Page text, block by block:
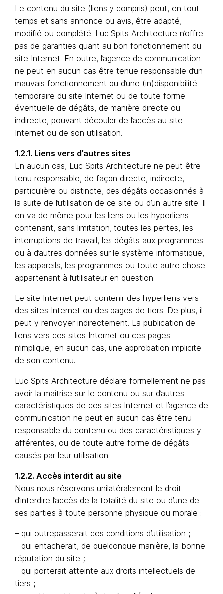
Le contenu du site (liens y compris) peut, en tout
temps et sans annonce ou avis, être adapté,
modifié ou complété. Luc Spits Architecture n’offre
pas de garanties quant au bon fonctionnement du
site Internet. En outre, l’agence de communication
ne peut en aucun cas être tenue responsable d’un
mauvais fonctionnement ou d’une (in)disponibilité
temporaire du site Internet ou de toute forme
éventuelle de dégâts, de manière directe ou
indirecte, pouvant découler de l’accès au site
Internet ou de son utilisation.
1.2.1. Liens vers d’autres sites
En aucun cas, Luc Spits Architecture ne peut être
tenu responsable, de façon directe, indirecte,
particulière ou distincte, des dégâts occasionnés à
la suite de l’utilisation de ce site ou d’un autre site. Il
en va de même pour les liens ou les hyperliens
contenant, sans limitation, toutes les pertes, les
interruptions de travail, les dégâts aux programmes
ou à d’autres données sur le système informatique,
les appareils, les programmes ou toute autre chose
appartenant à l’utilisateur en question.
Le site Internet peut contenir des hyperliens vers
des sites Internet ou des pages de tiers. De plus, il
peut y renvoyer indirectement. La publication de
liens vers ces sites Internet ou ces pages
n’implique, en aucun cas, une approbation implicite
de son contenu.
Luc Spits Architecture déclare formellement ne pas
avoir la maîtrise sur le contenu ou sur d’autres
caractéristiques de ces sites Internet et l’agence de
communication ne peut en aucun cas être tenu
responsable du contenu ou des caractéristiques y
afférentes, ou de toute autre forme de dégâts
causés par leur utilisation.
1.2.2. Accès interdit au site
Nous nous réservons unilatéralement le droit
d’interdire l’accès de la totalité du site ou d’une de
ses parties à toute personne physique ou morale :
– qui outrepasserait ces conditions d’utilisation ;
– qui entacherait, de quelconque manière, la bonne
réputation du site ;
– qui porterait atteinte aux droits intellectuels de
tiers ;